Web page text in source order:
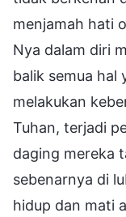
menjamah hati
Nya dalam diri
balik semua hal
melakukan
Tuhan, terjadi
daging mereka
sebenarnya di
hidup dan mati